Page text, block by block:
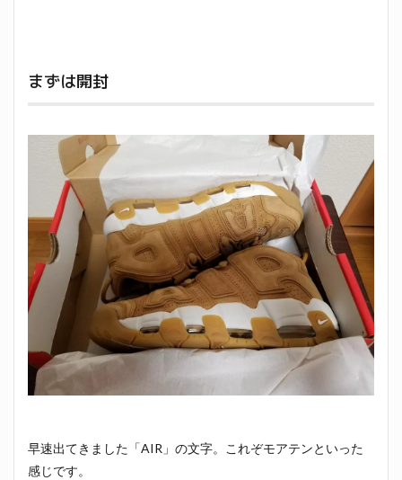
まずは開封
早速出てきました「AIR」の文字。これぞモアテンといった
感じです。